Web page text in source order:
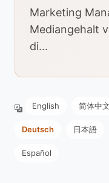
Marketing
Mediangehalt
di...
English 简体中文
Deutsch 日本語
Español